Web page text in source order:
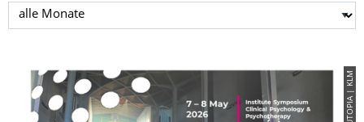
Monat auswählen
© EUTOPIA | KLM